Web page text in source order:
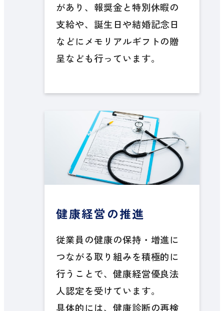
があり、報奨金と特別休暇の
支給や、誕生日や結婚記念日
などにメモリアルギフトの贈
呈なども行っています。
健康経営の推進
従業員の健康の保持・増進に
つながる取り組みを積極的に
行うことで、健康経営優良法
人認定を受けています。
具体的には、健康診断の再検